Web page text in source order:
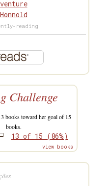
reading
Challenge
books toward her goal of 15
books.
13 of 15 (86%)
view books